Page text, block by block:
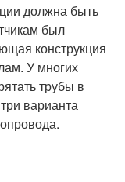
должна быть
был
конструкция
У многих
трубы в
варианта